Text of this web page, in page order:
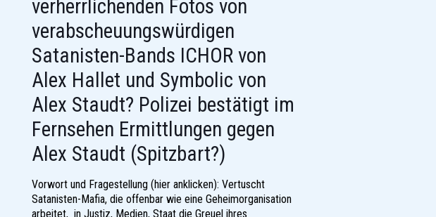
verherrlichenden Fotos von
verabscheuungswürdigen
Satanisten-Bands ICHOR von
Alex Hallet und Symbolic von
Alex Staudt? Polizei bestätigt im
Fernsehen Ermittlungen gegen
Alex Staudt (Spitzbart?)
Vorwort und Fragestellung (hier anklicken): Vertuscht
Satanisten-Mafia, die offenbar wie eine Geheimorganisation
arbeitet, in Justiz, Medien, Staat die Greuel ihres